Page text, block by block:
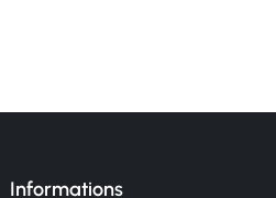
Informations